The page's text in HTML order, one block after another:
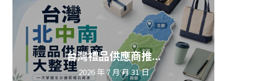
台灣禮品供應商推...
2026 年 7 月 月 31 日